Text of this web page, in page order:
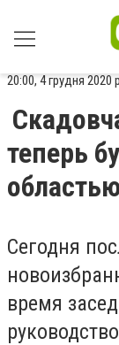
20:00, 4 грудня 2020
теперь
Сегодня
время